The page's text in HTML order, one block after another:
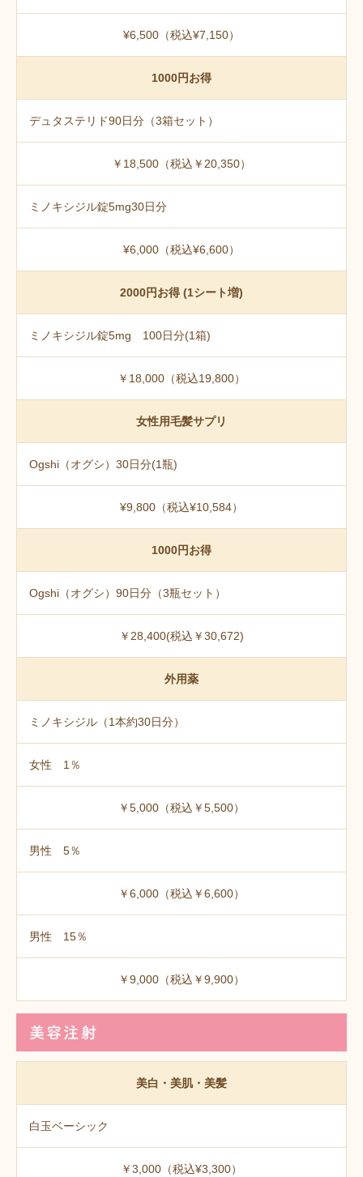
¥6,500（税込¥7,150）
1000円お得
デュタステリド90日分（3箱セット）
￥18,500（税込￥20,350）
ミノキシジル錠5mg30日分
¥6,000（税込¥6,600）
2000円お得 (1シート増)
ミノキシジル錠5mg 100日分(1箱)
￥18,000（税込19,800）
女性用毛髪サプリ
Ogshi（オグシ）30日分(1瓶)
¥9,800（税込¥10,584）
1000円お得
Ogshi（オグシ）90日分（3瓶セット）
￥28,400(税込￥30,672)
外用薬
ミノキシジル（1本約30日分）
女性 1％
￥5,000（税込￥5,500）
男性 5％
￥6,000（税込￥6,600）
男性 15％
￥9,000（税込￥9,900）
美容注射
美白・美肌・美髪
白玉ベーシック
￥3,000（税込¥3,300）